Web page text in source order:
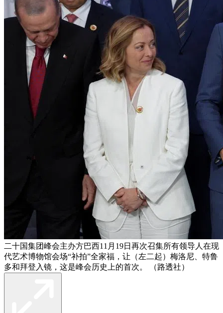
二十国集团峰会主办方巴西11月19日再次召集所有领导人在现
代艺术博物馆会场“补拍”全家福，让（左二起）梅洛尼、特鲁
多和拜登入镜，这是峰会历史上的首次。 （路透社）